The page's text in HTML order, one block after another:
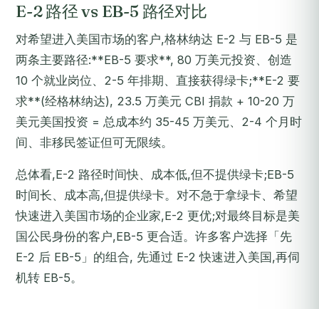
E-2 路径 vs EB-5 路径对比
对希望进入美国市场的客户,格林纳达 E-2 与 EB-5 是
两条主要路径:**EB-5 要求**, 80 万美元投资、创造
10 个就业岗位、2-5 年排期、直接获得绿卡;**E-2 要
求**(经格林纳达), 23.5 万美元 CBI 捐款 + 10-20 万
美元美国投资 = 总成本约 35-45 万美元、2-4 个月时
间、非移民签证但可无限续。
总体看,E-2 路径时间快、成本低,但不提供绿卡;EB-5
时间长、成本高,但提供绿卡。对不急于拿绿卡、希望
快速进入美国市场的企业家,E-2 更优;对最终目标是美
国公民身份的客户,EB-5 更合适。许多客户选择「先
E-2 后 EB-5」的组合, 先通过 E-2 快速进入美国,再伺
机转 EB-5。